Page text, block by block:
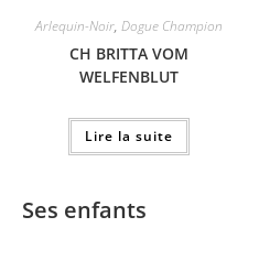
Arlequin-Noir, Dogue Champion
CH BRITTA VOM
WELFENBLUT
Lire la suite
Ses enfants